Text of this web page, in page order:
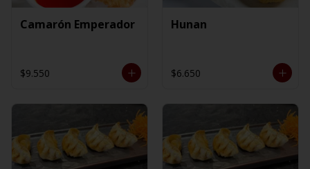
Camarón Emperador
$9.550
Hunan
$6.650